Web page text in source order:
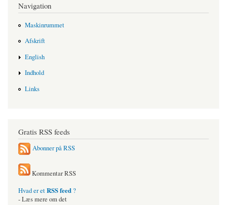
Navigation
Maskinrummet
Afskrift
English
Indhold
Links
Gratis RSS feeds
Abonner på RSS
Kommentar RSS
Hvad er etRSS feed ?
- Læs mere om det